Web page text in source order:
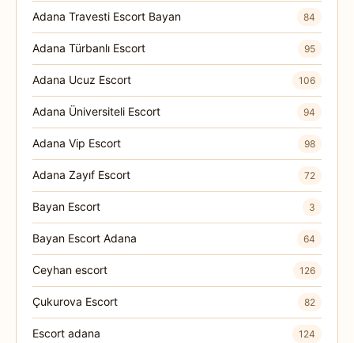
Adana Travesti Escort Bayan 84
Adana Türbanlı Escort 95
Adana Ucuz Escort 106
Adana Üniversiteli Escort 94
Adana Vip Escort 98
Adana Zayıf Escort 72
Bayan Escort 3
Bayan Escort Adana 64
Ceyhan escort 126
Çukurova Escort 82
Escort adana 124